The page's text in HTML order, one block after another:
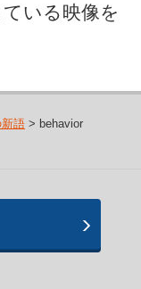
いる映像を
語> behavior